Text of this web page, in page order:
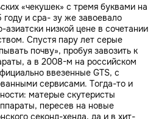
«чекушек» с тремя буквами на
и сра- зу же завоевало
азиатски низкой цене в сочетании
Спустя пару лет серые
почву», пробуя завозить к
а в 2008-м на российском
ввезенные GTS, с
сервисами. Тогда-то и
матерые скутеристы
пересев на новые
секонд-хенда, да и в хит-